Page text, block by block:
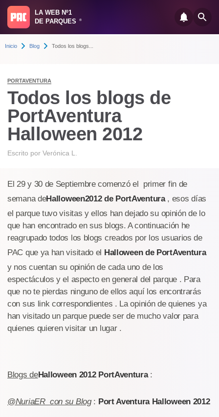
LA WEB Nº1
DE PARQUES
®
Inicio Blog Todos los blogs...
PORTAVENTURA
Todos los blogs de
PortAventura
Halloween 2012
Escrito por Verónica L.
El 29 y 30 de Septiembre comenzó el primer fin de
semana deHalloween2012 de PortAventura, esos días
el parque tuvo visitas y ellos han dejado su opinión de lo
que han encontrado en sus blogs. A continuación he
reagrupado todos los blogs creados por los usuarios de
PAC que ya han visitado el Halloween de PortAventura
y nos cuentan su opinión de cada uno de los
espectáculos y el aspecto en general del parque . Para
que no te pierdas ninguno de ellos aquí los encontrarás
con sus link correspondientes . La opinión de quienes ya
han visitado un parque puede ser de mucho valor para
quienes quieren visitar un lugar .
Blogs deHalloween 2012 PortAventura:
@NuriaER con su Blog: Port Aventura Halloween 2012